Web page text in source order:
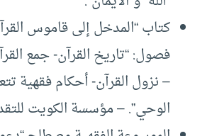
كتاب “المدخل إلى قاموس
فصول: “تاريخ القرآن- جمع
– نزول القرآن- أحكام فقهية
الوحي”. – مؤسسة الكويت